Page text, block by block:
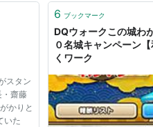
スタン
・齋藤
かりと
いた
6 ブックマーク
DQウォークこの城わ
０名城キャンペーン
くワーク